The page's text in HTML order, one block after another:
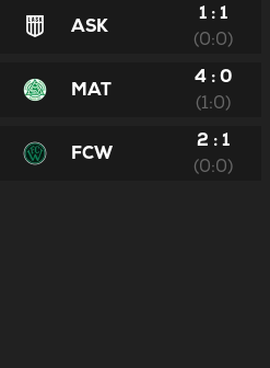
ASK
1 : 1
(0:0)
MAT
4 : 0
(1:0)
FCW
2 : 1
(0:0)